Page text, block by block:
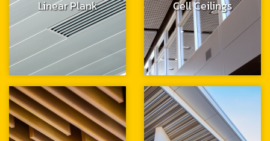
Linear Plank Cell Ceilings